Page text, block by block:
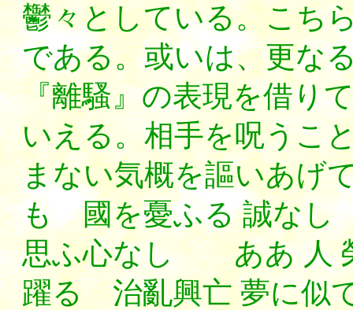
鬱々としている。こち
である。或いは、更な
『離騷』の表現を借り
いえる。相手を呪うこ
まない気概を謳いあげ
も 國を憂ふる 誠な
思ふ心なし ああ 人
躍る 治亂興亡 夢に似